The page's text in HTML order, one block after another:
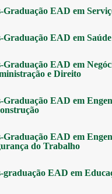
Graduação EAD em
Graduação EAD em
Graduação EAD em
e Direito
Graduação EAD em
Graduação EAD em
do Trabalho
graduação EAD em